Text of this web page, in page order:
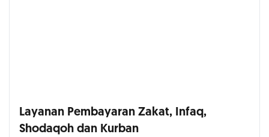
Layanan Pembayaran Zakat, Infaq,
Shodaqoh dan Kurban